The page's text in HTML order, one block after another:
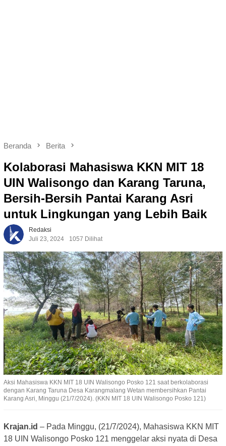
Beranda Berita
Kolaborasi Mahasiswa KKN MIT 18
UIN Walisongo dan Karang Taruna,
Bersih-Bersih Pantai Karang Asri
untuk Lingkungan yang Lebih Baik
Redaksi
Juli 23, 2024
1057 Dilihat
Aksi Mahasiswa KKN MIT 18 UIN Walisongo Posko 121 saat berkolaborasi
dengan Karang Taruna Desa Karangmalang Wetan membersihkan Pantai
Karang Asri, Minggu (21/7/2024). (KKN MIT 18 UIN Walisongo Posko 121)
Krajan.id – Pada Minggu, (21/7/2024), Mahasiswa KKN MIT
18 UIN Walisongo Posko 121 menggelar aksi nyata di Desa